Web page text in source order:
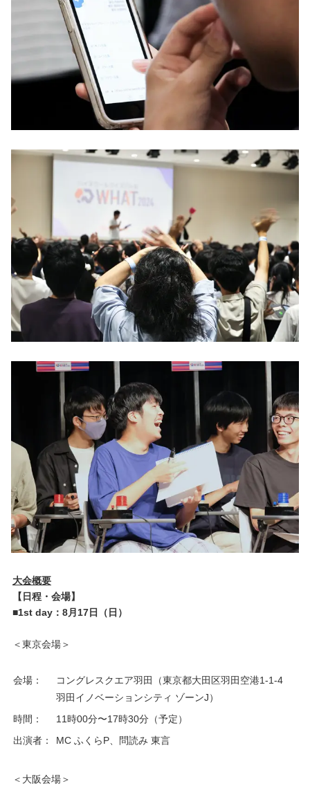
大会概要
【日程・会場】
■1st day：8月17日（日）
＜東京会場＞
会場：
コングレスクエア羽田（東京都大田区羽田空港1-1-4
羽田イノベーションシティ ゾーンJ）
時間：
11時00分〜17時30分（予定）
出演者：
MC ふくらP、問読み 東言
＜大阪会場＞